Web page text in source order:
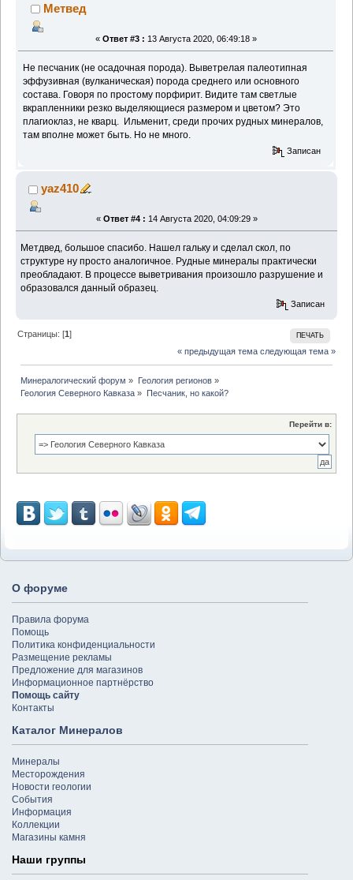
Метвед
« Ответ #3 : 13 Августа 2020, 06:49:18 »
Не песчаник (не осадочная порода). Выветрелая палеотипная
эффузивная (вулканическая) порода среднего или основного
состава. Говоря по простому порфирит. Видите там светлые
вкрапленники резко выделяющиеся размером и цветом? Это
плагиоклаз, не кварц. Ильменит, среди прочих рудных минералов,
там вполне может быть. Но не много.
Записан
yaz410
« Ответ #4 : 14 Августа 2020, 04:09:29 »
Метдвед, большое спасибо. Нашел гальку и сделал скол, по
структуре ну просто аналогичное. Рудные минералы практически
преобладают. В процессе выветривания произошло разрушение и
образовался данный образец.
Записан
ПЕЧАТЬ
Страницы: [1]
« предыдущая тема следующая тема »
Минералогический форум » Геология регионов»
Геология Северного Кавказа » Песчаник, но какой?
Перейти в:
О форуме
Правила форума
Помощь
Политика конфиденциальности
Размещение рекламы
Предложение для магазинов
Информационное партнёрство
Помощь сайту
Контакты
Каталог Минералов
Минералы
Месторождения
Новости геологии
События
Информация
Коллекции
Магазины камня
Наши группы